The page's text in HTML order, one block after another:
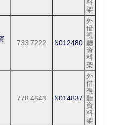
料
架
733 7222 N012480
外
借
視
聽
資
料
架
778 4643 N014837
外
借
視
聽
資
料
架